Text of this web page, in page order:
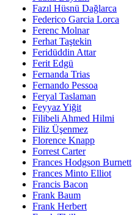
Fazıl Hüsnü Dağlarca
Federico Garcia Lorca
Ferenc Molnar
Ferhat Taştekin
Feridüddin Attar
Ferit Edgü
Fernanda Trias
Fernando Pessoa
Feryal Taslaman
Feyyaz Yiğit
Filibeli Ahmed Hilmi
Filiz Üşenmez
Florence Knapp
Forrest Carter
Frances Hodgson Burnett
Frances Minto Elliot
Francis Bacon
Frank Baum
Frank Herbert